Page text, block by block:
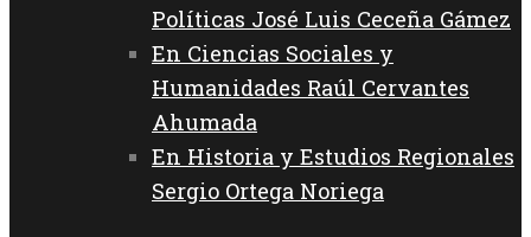
Políticas José Luis Ceceña Gámez
En Ciencias Sociales y
Humanidades Raúl Cervantes
Ahumada
En Historia y Estudios Regionales
Sergio Ortega Noriega